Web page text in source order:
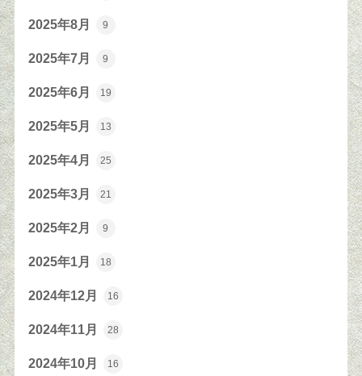
2025年8月 9
2025年7月 9
2025年6月 19
2025年5月 13
2025年4月 25
2025年3月 21
2025年2月 9
2025年1月 18
2024年12月 16
2024年11月 28
2024年10月 16